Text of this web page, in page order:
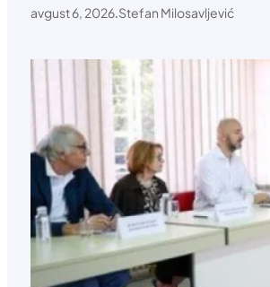
avgust 6, 2026.Stefan Milosavljević